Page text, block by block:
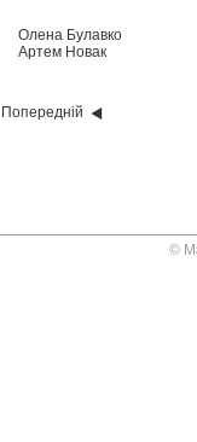
Олена Булавко
Артем Новак
Попередній
©